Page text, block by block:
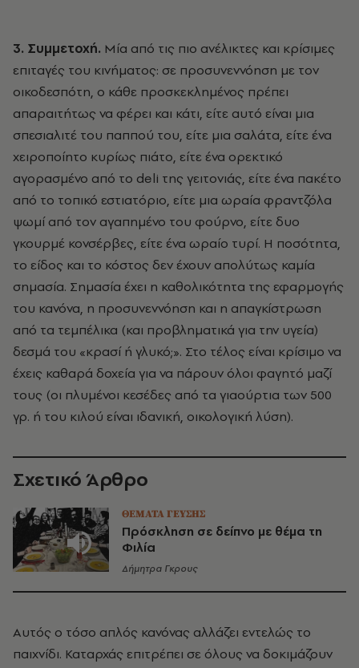
3. Συμμετοχή. Μία από τις πιο ανέλικτες και κρίσιμες
επιταγές του κινήματος: σε προσυνεννόηση με τον
οικοδεσπότη, ο κάθε προσκεκλημένος πρέπει
απαραιτήτως να φέρει και κάτι, είτε αυτό είναι μια
σπεσιαλιτέ του παππού του, είτε μια σαλάτα, είτε ένα
χειροποίητο κυρίως πιάτο, είτε ένα ορεκτικό
αγορασμένο από το deli της γειτονιάς, είτε ένα πακέτο
από το τοπικό εστιατόριο, είτε μια ωραία φραντζόλα
ψωμί από τον αγαπημένο του φούρνο, είτε δυο
γκουρμέ κονσέρβες, είτε ένα ωραίο τυρί. Η ποσότητα,
το είδος και το κόστος δεν έχουν απολύτως καμία
σημασία. Σημασία έχει η καθολικότητα της εφαρμογής
του κανόνα, η προσυνεννόηση και η απαγκίστρωση
από τα τεμπέλικα (και προβληματικά για την υγεία)
δεσμά του «κρασί ή γλυκό;». Στο τέλος είναι κρίσιμο να
έχεις καθαρά δοχεία για να πάρουν όλοι φαγητό μαζί
τους (οι πλυμένοι κεσέδες από τα γιαούρτια των 500
γρ. ή του κιλού είναι ιδανική, οικολογική λύση).
Σχετικό Άρθρο
ΘΕΜΑΤΑ ΓΕΥΣΗΣ
Πρόσκληση σε δείπνο με θέμα τη
Φιλία
Δήμητρα Γκρους
Αυτός ο τόσο απλός κανόνας αλλάζει εντελώς το
παιχνίδι. Καταρχάς επιτρέπει σε όλους να δοκιμάζουν